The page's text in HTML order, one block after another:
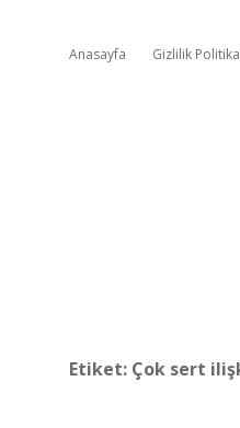
Anasayfa Gizlilik
Etiket: Çok sert